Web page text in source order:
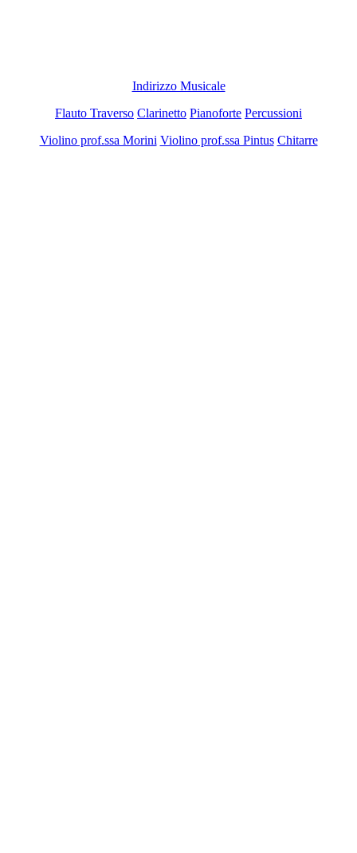
Indirizzo Musicale
Flauto Traverso Clarinetto Pianoforte Percussioni
Violino prof.ssa Morini Violino prof.ssa Pintus Chitarre